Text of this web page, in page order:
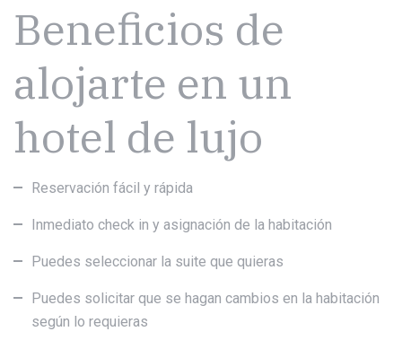
Beneficios de
alojarte en un
hotel de lujo
Reservación fácil y rápida
Inmediato check in y asignación de la habitación
Puedes seleccionar la suite que quieras
Puedes solicitar que se hagan cambios en la habitación
según lo requieras